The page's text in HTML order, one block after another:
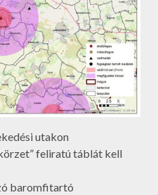
utakon
feliratú táblát kell
baromfitartó